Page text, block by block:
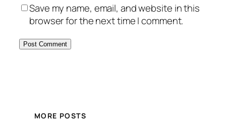
Save my name, email, and website in this
browser for the next time I comment.
MORE POSTS